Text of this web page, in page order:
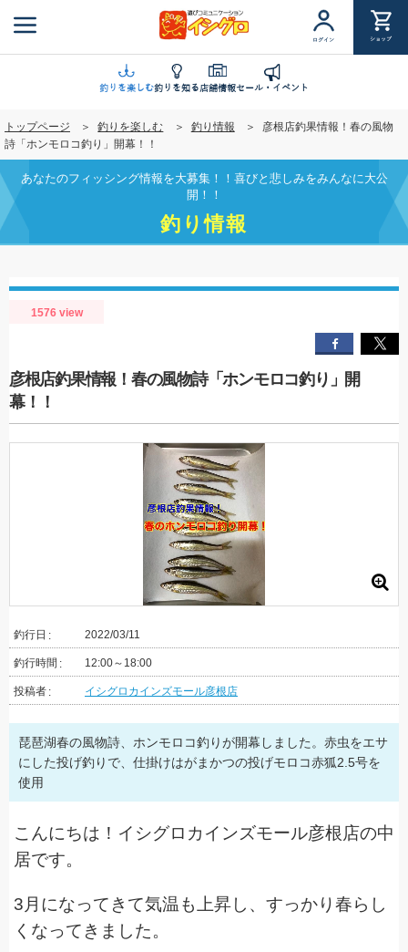
ン
ツ
移
動
ログイン ショップ
釣りを楽しむ釣りを知る店舗情報セール・イベント
トップページ 釣りを楽しむ 釣り情報
彦根店釣果情報！春の風物
詩「ホンモロコ釣り」開幕！！
あなたのフィッシング情報を大募集！！喜びと悲しみをみんなに大公
開！！
釣り情報
1576 view
彦根店釣果情報！春の風物詩「ホンモロコ釣り」開
幕！！
釣行日 2022/03/11
釣行時間 12:00～18:00
投稿者 イシグロカインズモール彦根店
琵琶湖春の風物詩、ホンモロコ釣りが開幕しました。赤虫をエサ
にした投げ釣りで、仕掛けはがまかつの投げモロコ赤狐2.5号を
使用
こんにちは！イシグロカインズモール彦根店の中
居です。
3月になってきて気温も上昇し、すっかり春らし
くなってきました。